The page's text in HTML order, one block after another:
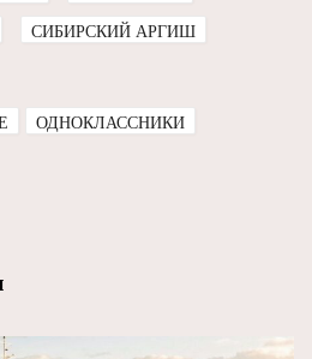
СИБИРСКИЙ АРГИШ
ОДНОКЛАССНИКИ